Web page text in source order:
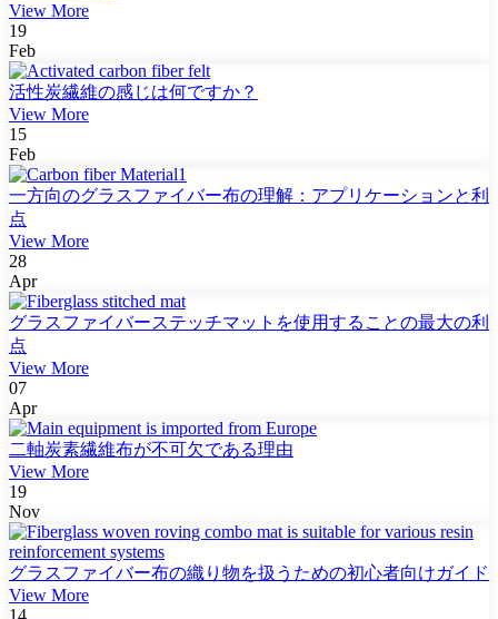
View More
19
Feb
活性炭繊維の感じは何ですか？
View More
15
Feb
一方向のグラスファイバー布の理解：アプリケーションと利
点
View More
28
Apr
グラスファイバーステッチマットを使用することの最大の利
点
View More
07
Apr
二軸炭素繊維布が不可欠である理由
View More
19
Nov
グラスファイバー布の織り物を扱うための初心者向けガイド
View More